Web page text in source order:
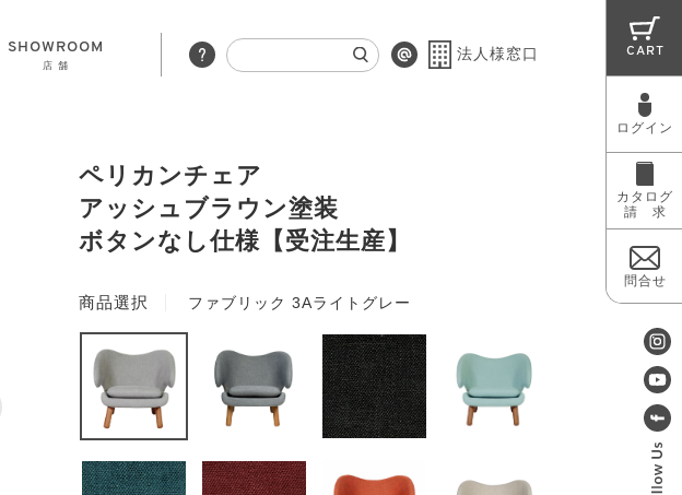
SHOWROOM
店 舗
法人様窓口 CART
ログイン
カタログ
請 求
問合せ
ペリカンチェア
アッシュブラウン塗装
ボタンなし仕様【受注生産】
商品選択 ファブリック 3Aライトグレー